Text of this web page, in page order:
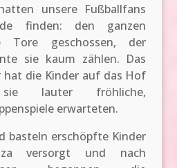
unsere Fußballfans
finden: den ganzen
geschossen, der
sie kaum zählen. Das
hat die Kinder auf das Hof
lauter fröhliche,
erwarteten.
basteln erschöpfte Kinder
versorgt und nach